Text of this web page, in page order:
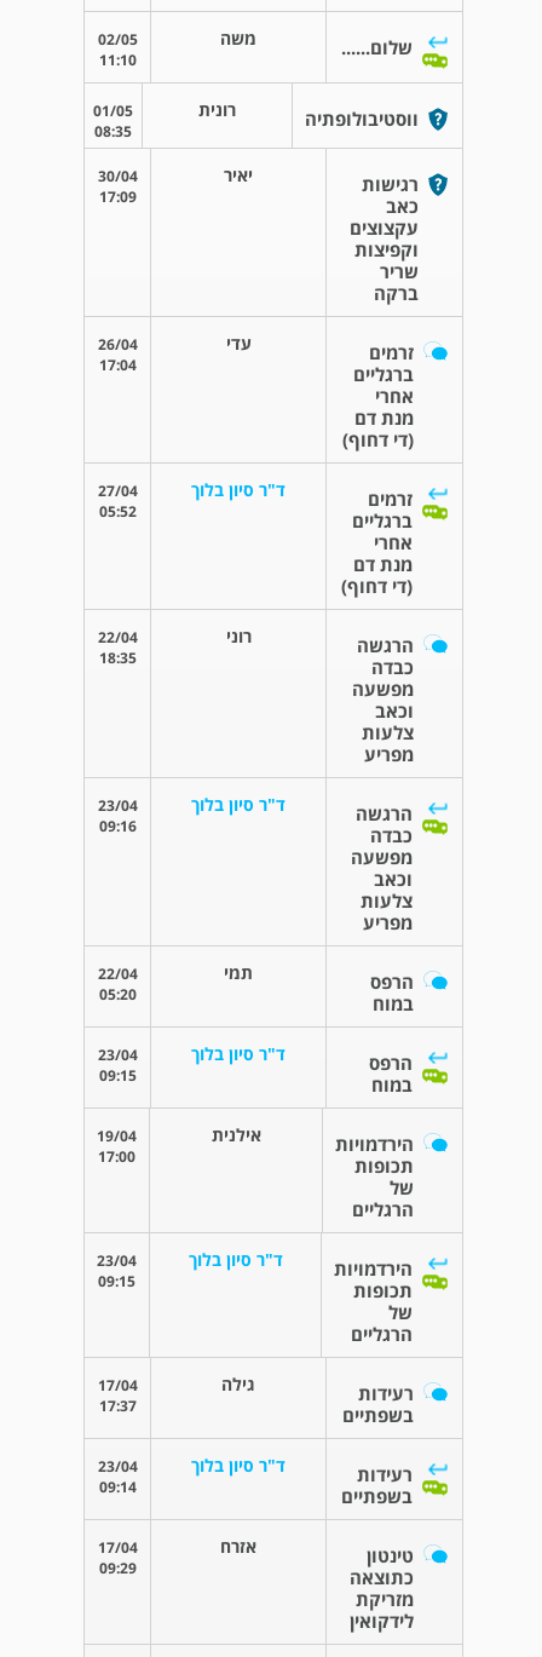
שלום...... משה
02/05
11:10
ווסטיבולופתיה רונית
01/05
08:35
רגישות
כאב
עקצוצים
וקפיצות
שריר
ברקה
יאיר
30/04
17:09
זרמים
ברגליים
אחרי
מנת דם
(די דחוף)
עדי
26/04
17:04
זרמים
ברגליים
אחרי
מנת דם
(די דחוף)
ד"ר סיון בלוך
27/04
05:52
הרגשה
כבדה
מפשעה
וכאב
צלעות
מפריע
רוני
22/04
18:35
הרגשה
כבדה
מפשעה
וכאב
צלעות
מפריע
ד"ר סיון בלוך
23/04
09:16
הרפס
במוח
תמי
22/04
05:20
הרפס
במוח
ד"ר סיון בלוך
23/04
09:15
הירדמויות
תכופות
של
הרגליים
אילנית
19/04
17:00
הירדמויות
תכופות
של
הרגליים
ד"ר סיון בלוך
23/04
09:15
רעידות
בשפתיים
גילה
17/04
17:37
רעידות
בשפתיים
ד"ר סיון בלוך
23/04
09:14
טינטון
כתוצאה
מזריקת
לידקואין
אזרח
17/04
09:29